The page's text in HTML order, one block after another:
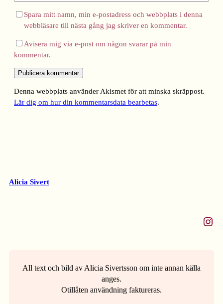
Spara mitt namn, min e-postadress och webbplats i denna
webbläsare till nästa gång jag skriver en kommentar.
Avisera mig via e-post om någon svarar på min
kommentar.
Denna webbplats använder Akismet för att minska skräppost.
Lär dig om hur din kommentarsdata bearbetas.
Alicia Sivert
Instagram
All text och bild av Alicia Sivertsson om inte annan källa
anges.
Otillåten användning faktureras.